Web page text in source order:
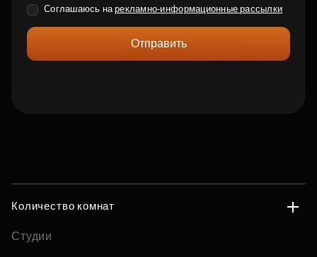
Соглашаюсь нарекламно-информационные рассылки
Отправить
Количество комнат
Студии